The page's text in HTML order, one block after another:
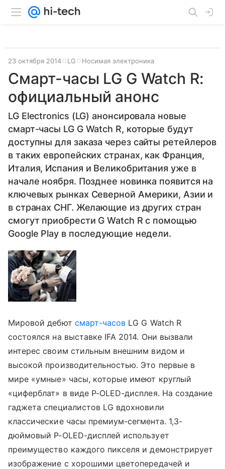
23 октября 2014 LG Носимая электроника
Смарт-часы LG G Watch R:
официальный анонс
LG Electronics (LG) анонсировала новые
смарт-часы LG G Watch R, которые будут
доступны для заказа через сайты ретейлеров
в таких европейских странах, как Франция,
Италия, Испания и Великобритания уже в
начале ноября. Позднее новинка появится на
ключевых рынках Северной Америки, Азии и
в странах СНГ. Желающие из других стран
смогут приобрести G Watch R с помощью
Google Play в последующие недели.
Мировой дебют смарт-часов LG G Watch R
состоялся на выставке IFA 2014. Они вызвали
интерес своим стильным внешним видом и
высокой производительностью. Это первые в
мире «умные» часы, которые имеют круглый
«циферблат» в виде P-OLED-дисплея. На создание
гаджета специалистов LG вдохновили
классические часы премиум-сегмента. 1,3-
дюймовый P-OLED-дисплей использует
преимущество каждого пикселя и демонстрирует
изображение с хорошими цветопередачей и